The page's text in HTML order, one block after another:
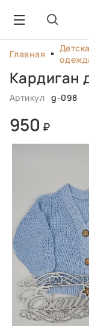
Главная
Кардиган
Артикул g-098
950